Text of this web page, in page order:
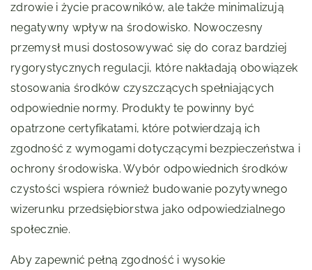
zdrowie i życie pracowników, ale także minimalizują
negatywny wpływ na środowisko. Nowoczesny
przemysł musi dostosowywać się do coraz bardziej
rygorystycznych regulacji, które nakładają obowiązek
stosowania środków czyszczących spełniających
odpowiednie normy. Produkty te powinny być
opatrzone certyfikatami, które potwierdzają ich
zgodność z wymogami dotyczącymi bezpieczeństwa i
ochrony środowiska. Wybór odpowiednich środków
czystości wspiera również budowanie pozytywnego
wizerunku przedsiębiorstwa jako odpowiedzialnego
społecznie.
Aby zapewnić pełną zgodność i wysokie